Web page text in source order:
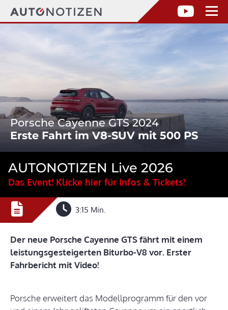
Porsche Cayenne GTS 2024
Erste Fahrt im V8-SUV mit 500 PS
AUTONOTIZEN Live 2026
Das Event! Klicke hier für Infos & Tickets!
3:15 Min.
Der neue Porsche Cayenne GTS fährt mit einem
leistungsgesteigerten Biturbo-V8 vor. Erster
Fahrbericht mit Video!
Porsche erweitert das Modellprogramm für den vor